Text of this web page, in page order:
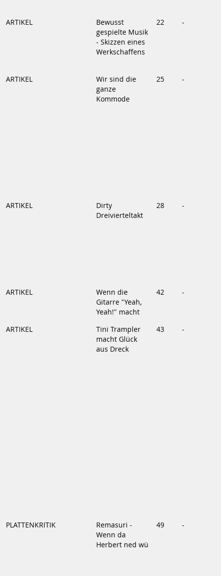
ARTIKEL
Bewusst
gespielte Musik
- Skizzen eines
Werkschaffens
22 -
ARTIKEL
Wir sind die
ganze
Kommode
25 -
ARTIKEL
Dirty
Dreivierteltakt
28 -
ARTIKEL
Wenn die
Gitarre "Yeah,
Yeah!" macht
42 -
ARTIKEL
Tini Trampler
macht Glück
aus Dreck
43 -
PLATTENKRITIK
Remasuri -
Wenn da
Herbert ned wü
49 -